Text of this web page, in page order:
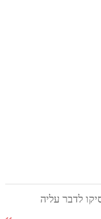
לדבר עליה